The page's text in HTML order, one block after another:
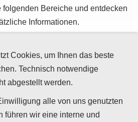
folgenden Bereiche und entdecken
Informationen.
Stäube
und Brummton
Cookies, um Ihnen das beste
Technisch notwendige
abgestellt werden.
alle von uns genutzten
führen wir eine interne und